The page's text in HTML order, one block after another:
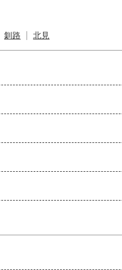
釧路 北見